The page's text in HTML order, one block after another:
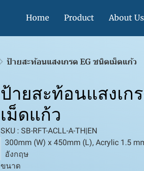
Home Product About Us
ป้ายสะท้อนแสงเกรด EG ชนิดเม็ดแก้ว
ป้ายสะท้อนแสงเก
เม็ดแก้ว
SKU : SB-RFT-ACLL-A-TH|EN
300mm (W) x 450mm (L), Acrylic 1.5
อังกฤษ
ขนาด